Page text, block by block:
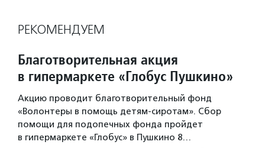
РЕКОМЕНДУЕМ
Благотворительная акция
в гипермаркете «Глобус Пушкино»
Акцию проводит благотворительный фонд
«Волонтеры в помощь детям-сиротам». Сбор
помощи для подопечных фонда пройдет
в гипермаркете «Глобус» в Пушкино 8…